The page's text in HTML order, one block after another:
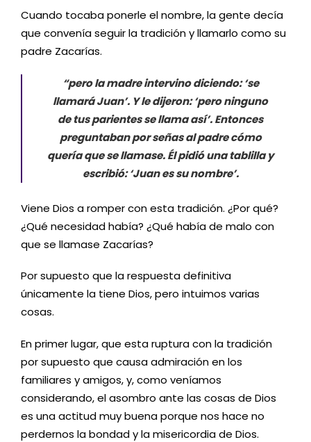
Cuando tocaba ponerle el nombre, la gente decía
que convenía seguir la tradición y llamarlo como su
padre Zacarías.
“pero la madre intervino diciendo: ‘se
llamará Juan’. Y le dijeron: ‘pero ninguno
de tus parientes se llama así’. Entonces
preguntaban por señas al padre cómo
quería que se llamase. Él pidió una tablilla y
escribió: ‘Juan es su nombre’.
Viene Dios a romper con esta tradición. ¿Por qué?
¿Qué necesidad había? ¿Qué había de malo con
que se llamase Zacarías?
Por supuesto que la respuesta definitiva
únicamente la tiene Dios, pero intuimos varias
cosas.
En primer lugar, que esta ruptura con la tradición
por supuesto que causa admiración en los
familiares y amigos, y, como veníamos
considerando, el asombro ante las cosas de Dios
es una actitud muy buena porque nos hace no
perdernos la bondad y la misericordia de Dios.